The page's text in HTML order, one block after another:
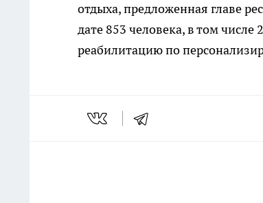
отдыха, предложенная главе
дате 853 человека, в том
реабилитацию по